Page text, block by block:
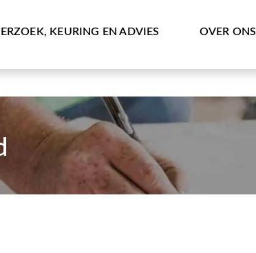
KEURING EN ADVIES OVER ONS